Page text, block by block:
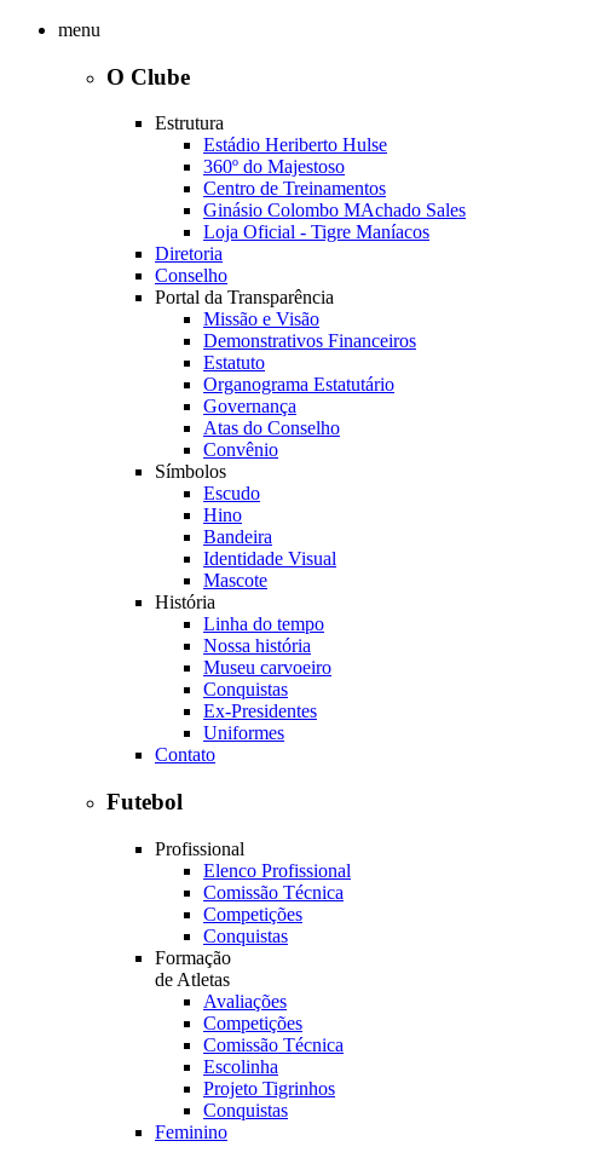
menu
O Clube
Estrutura
Estádio Heriberto Hulse
360º do Majestoso
Centro de Treinamentos
Ginásio Colombo MAchado Sales
Loja Oficial - Tigre Maníacos
Diretoria
Conselho
Portal da Transparência
Missão e Visão
Demonstrativos Financeiros
Estatuto
Organograma Estatutário
Governança
Atas do Conselho
Convênio
Símbolos
Escudo
Hino
Bandeira
Identidade Visual
Mascote
História
Linha do tempo
Nossa história
Museu carvoeiro
Conquistas
Ex-Presidentes
Uniformes
Contato
Futebol
Profissional
Elenco Profissional
Comissão Técnica
Competições
Conquistas
Formação
de Atletas
Avaliações
Competições
Comissão Técnica
Escolinha
Projeto Tigrinhos
Conquistas
Feminino